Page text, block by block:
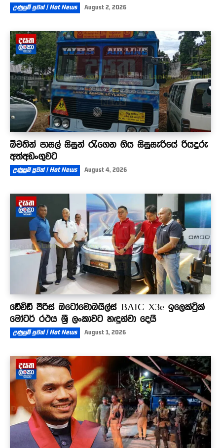
උණුසුම් පුවත් | Hot News August 2, 2026
බීමතින් පාසල් සිසුන් රැගෙන ගිය සිසුසැරියේ රියදුරු
අත්අඩංගුවට
උණුසුම් පුවත් | Hot News August 4, 2026
ඩේවිඩ් පීරිස් ඔටෝමොබයිල්ස් BAIC X3e ඉලෙක්ට්‍රික්
මෝටර් රථය ශ්‍රී ලංකාවට හඳුන්වා දෙයි
උණුසුම් පුවත් | Hot News August 1, 2026